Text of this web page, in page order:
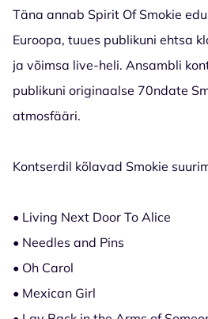
Täna annab Spirit Of Smokie
Euroopa, tuues publikuni ehtsa
ja võimsa live-heli. Ansambli
publikuni originaalse 70ndate
atmosfääri.
Kontserdil kõlavad Smokie
• Living Next Door To Alice
• Needles and Pins
• Oh Carol
• Mexican Girl